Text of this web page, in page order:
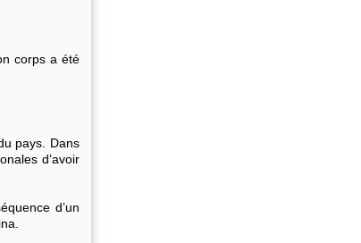
corps a été
pays. Dans
d’avoir
d’un